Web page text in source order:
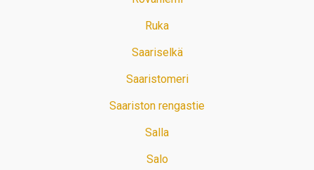
Ruka
Saariselkä
Saaristomeri
Saariston rengastie
Salla
Salo